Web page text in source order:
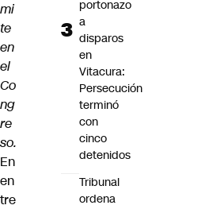
mi
te
en
el
Co
ng
re
so.
En
en
tre
portonazo
a
disparos
en
Vitacura:
Persecución
terminó
con
cinco
detenidos
Tribunal
ordena